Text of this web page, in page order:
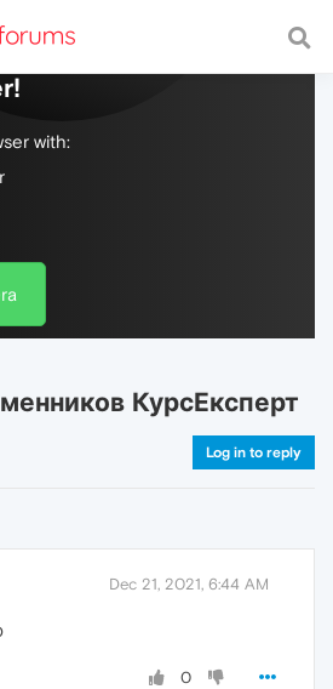
web, with a fast and
with:
КурсЕксперт
Log in to reply
Dec 21, 2021, 6:44 AM
0